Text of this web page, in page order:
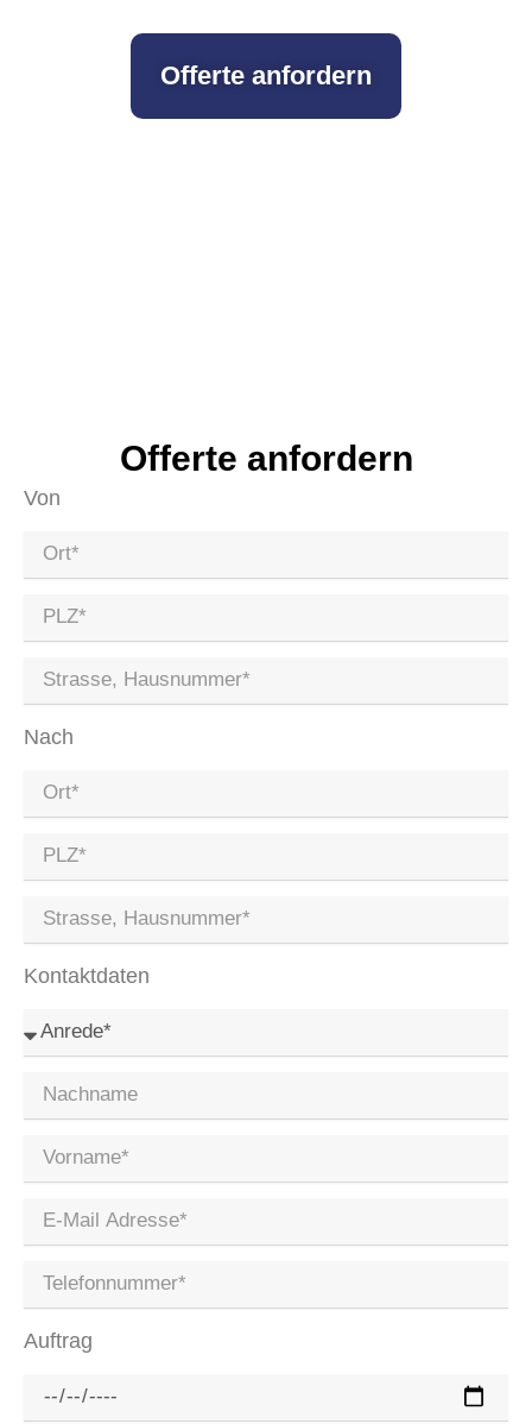
Offerte anfordern
Offerte anfordern
Von
Nach
Kontaktdaten
Auftrag